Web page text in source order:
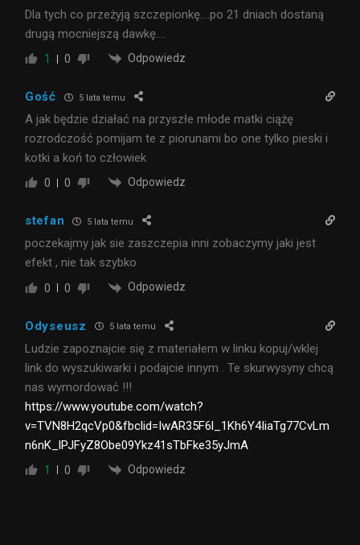
Dla tych co przeżyją szczepionkę….po 21 dniach dostaną
drugą mocniejszą dawkę….
1 0 Odpowiedz
Gość 5 lata temu
A jak będzie działać na przyszłe młode matki ciążę
rozrodczość pomijam te z piorunami bo one tylko pieski i
kotki a koń to człowiek
0 0 Odpowiedz
stefan 5 lata temu
poczekajmy jak sie zaszczepia inni zobaczymy jaki jest
efekt , nie tak szybko
0 0 Odpowiedz
Odyseusz 5 lata temu
Ludzie zapoznajcie się z materiałem w linku kopuj/wklej
link do wyszukiwarki i podajcie innym . Te skurwysyny chcą
nas wymordować !!!
https://www.youtube.com/watch?
v=TVN8H2qcVp0&fbclid=IwAR35F6l_1Kh6Y4IiaTg77CvLm
n6nK_lPJFyZ8Obe09Ykz41sTbFke35yJmA
1 0 Odpowiedz